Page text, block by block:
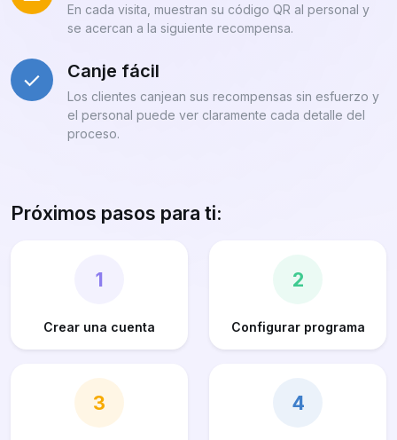
En cada visita, muestran su código QR al personal y
se acercan a la siguiente recompensa.
Canje fácil
Los clientes canjean sus recompensas sin esfuerzo y
el personal puede ver claramente cada detalle del
proceso.
Próximos pasos para ti:
1
Crear una cuenta
2
Configurar programa
3 4